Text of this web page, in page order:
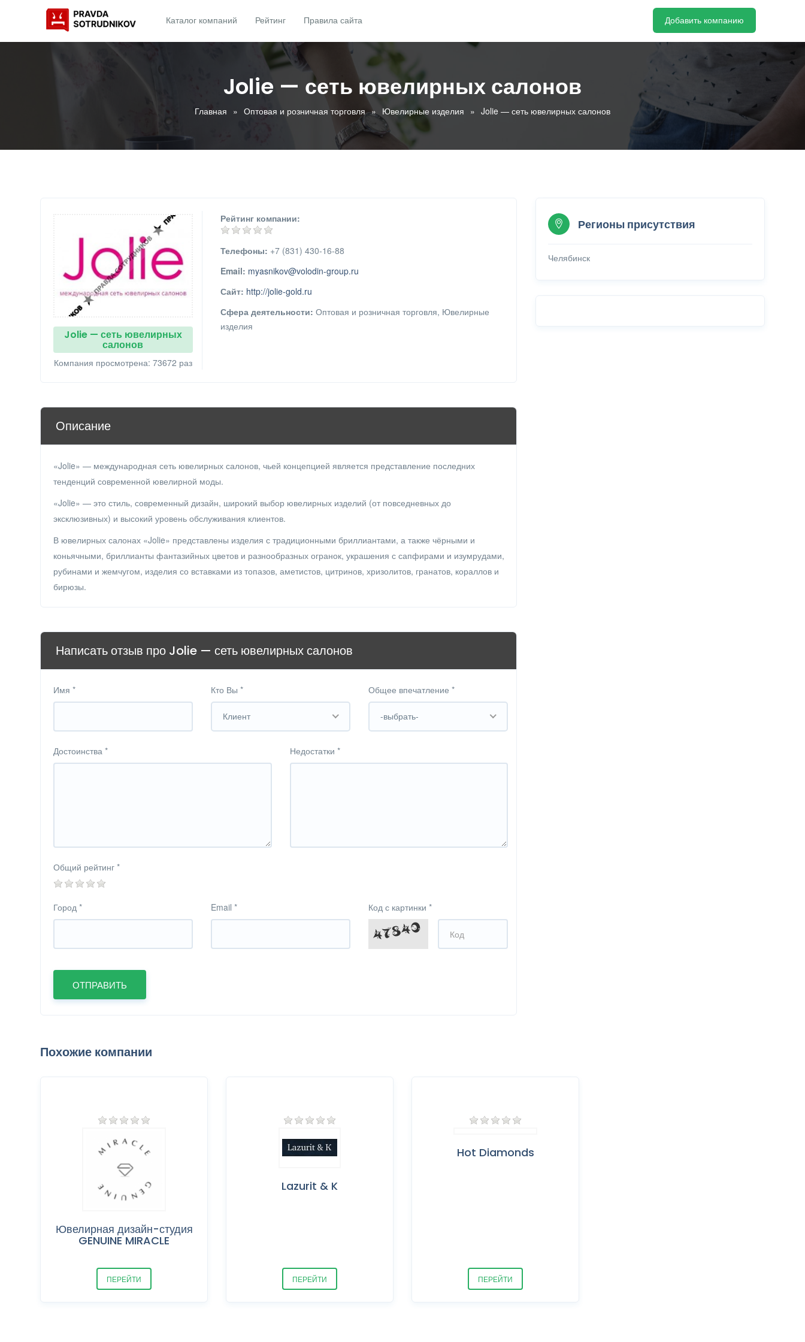
Каталог компаний Рейтинг Правила сайта Добавить компанию
Jolie — сеть ювелирных салонов
Главная Оптовая и розничная торговля Ювелирные изделия Jolie — сеть ювелирных салонов
Jolie — сеть ювелирных
салонов
Компания просмотрена: 73672 раз
Рейтинг компании:
Телефоны: +7 (831) 430-16-88
Email: myasnikov@volodin-group.ru
Сайт: http://jolie-gold.ru
Сфера деятельности: Оптовая и розничная торговля, Ювелирные
изделия
Описание
«Jolie» — международная сеть ювелирных салонов, чьей концепцией является представление последних
тенденций современной ювелирной моды.
«Jolie» — это стиль, современный дизайн, широкий выбор ювелирных изделий (от повседневных до
эксклюзивных) и высокий уровень обслуживания клиентов.
В ювелирных салонах «Jolie» представлены изделия с традиционными бриллиантами, а также чёрными и
коньячными, бриллианты фантазийных цветов и разнообразных огранок, украшения с сапфирами и изумрудами,
рубинами и жемчугом, изделия со вставками из топазов, аметистов, цитринов, хризолитов, гранатов, кораллов и
бирюзы.
Написать отзыв про Jolie — сеть ювелирных салонов
Имя * Кто Вы *
Клиент
Общее впечатление *
-выбрать-
Достоинства * Недостатки *
Общий рейтинг *
Город * Email * Код с картинки *
Регионы присутствия
Челябинск
Похожие компании
Ювелирная дизайн-студия
GENUINE MIRACLE
ПЕРЕЙТИ
Lazurit & K
ПЕРЕЙТИ
Hot Diamonds
ПЕРЕЙТИ